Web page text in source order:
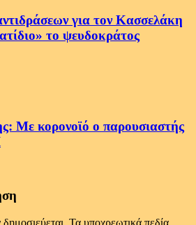
για τον Κασσελάκη
το ψευδοκράτος
Με κορονοϊό ο παρουσιαστής
Τα υποχρεωτικά πεδία